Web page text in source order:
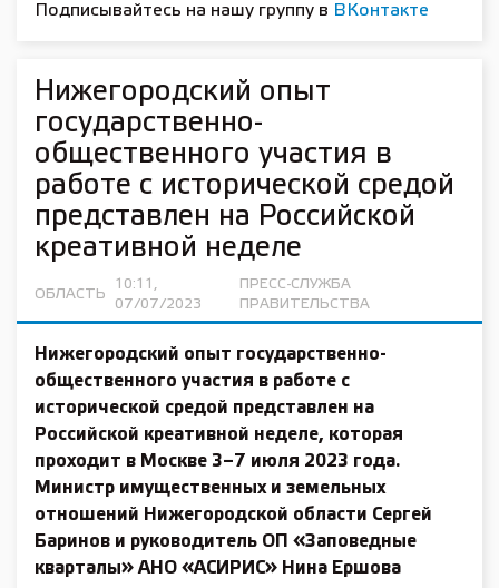
Подписывайтесь на нашу группу в ВКонтакте
Нижегородский опыт
государственно-
общественного участия в
работе с исторической средой
представлен на Российской
креативной неделе
ОБЛАСТЬ
10:11,
07/07/2023
ПРЕСС-СЛУЖБА
ПРАВИТЕЛЬСТВА
Нижегородский опыт государственно-
общественного участия в работе с
исторической средой представлен на
Российской креативной неделе, которая
проходит в Москве 3–7 июля 2023 года.
Министр имущественных и земельных
отношений Нижегородской области Сергей
Баринов и руководитель ОП «Заповедные
кварталы» АНО «АСИРИС» Нина Ершова